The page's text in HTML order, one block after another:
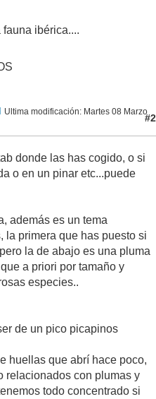
ibérica....
Ultima modificación: Martes 08 Marzo
#2
donde las has cogido, o si
o en un pinar etc...puede
además es un tema
la primera que has puesto si
la de abajo es una pluma
a priori por tamaño y
especies..
de un pico picapinos
huellas que abrí hace poco,
relacionados con plumas y
todo concentrado si